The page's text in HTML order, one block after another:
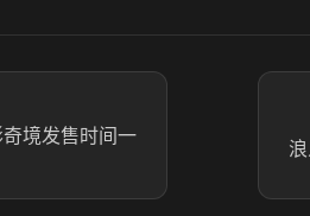
境发售时间一